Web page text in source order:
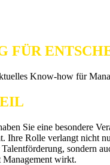
FÜR
Know-how für
Sie eine besondere
Ihre Rolle verlangt nicht
sondern
Management wirkt.